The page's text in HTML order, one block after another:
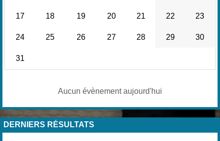
17 18 19 20 21 22 23
24 25 26 27 28 29 30
31
Aucun évènement aujourd'hui
DERNIERS RÉSULTATS